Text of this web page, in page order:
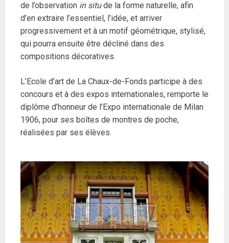
de l’observation in situde la forme naturelle, afin
d’en extraire l’essentiel, l’idée, et arriver
progressivement et à un motif géométrique, stylisé,
qui pourra ensuite être décliné dans des
compositions décoratives.
L’Ecole d’art de La Chaux-de-Fonds participe à des
concours et à des expos internationales, remporte le
diplôme d’honneur de l’Expo internationale de Milan
1906, pour ses boîtes de montres de poche,
réalisées par ses élèves.